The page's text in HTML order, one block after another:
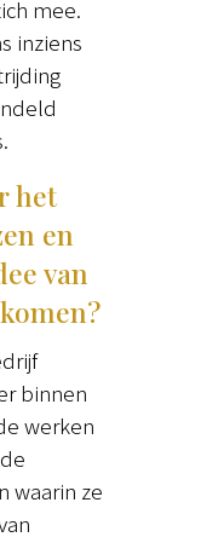
mee.
inziens
het
en
van
binnen
werken
waarin ze